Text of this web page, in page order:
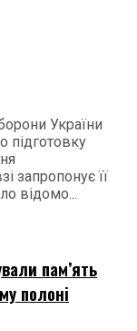
України
підготовку
запропонує її
відомо...
пам’ять
полоні